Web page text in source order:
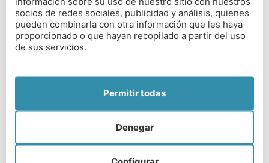
entre alumnos de distintas edades es
fundamental para conseguirlo.
Cuando nuestros alumnos dejan el colegio y
preparados para afrontar el mundo en igualdad de
condiciones y siguiendo su propio camino, con la
CONTACTO
socios de redes sociales, publicidad y análisis, quienes
pueden combinarla con otra información que les haya
proporcionado o que hayan recopilado a partir del uso
de sus servicios.
Denegar
Permitir todas